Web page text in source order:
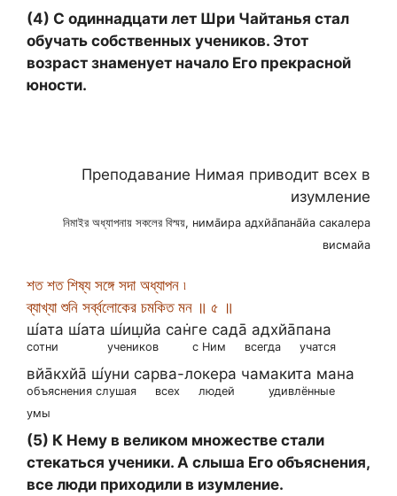
(4) С одиннадцати лет Шри Чайтанья стал
обучать собственных учеников. Этот
возраст знаменует начало Его прекрасной
юности.
Преподавание Нимая приводит всех в
изумление
নিমাইর অধ্যাপনায় সকলের বিস্ময়, нима̄ира адхйа̄пана̄йа сакалера
висмайа
শত শত শিষ্য সঙ্গে সদা অধ্যাপন ৷
ব্যাখ্যা শুনি সর্ব্বলোকের চমকিত মন ॥ ৫ ॥
ш́ата ш́ата ш́иш̣йа сан̇ге сада̄ адхйа̄пана
сотни учеников с Ним всегда учатся
вйа̄кхйа̄ ш́уни сарва-локера чамакита мана
объяснения слушая всех людей
удивлённые
умы
(5) К Нему в великом множестве стали
стекаться ученики. А слыша Его объяснения,
все люди приходили в изумление.